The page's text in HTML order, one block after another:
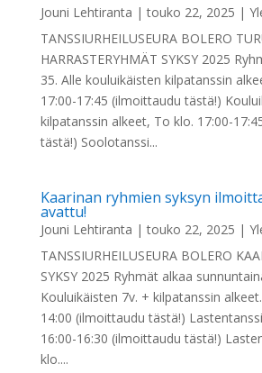
Jouni Lehtiranta |touko 22, 2025 |
TANSSIURHEILUSEURA BOLERO
HARRASTERYHMÄT SYKSY 2025
35. Alle kouluikäisten kilpatanssin
17:00-17:45 (ilmoittaudu tästä!)
kilpatanssin alkeet, To klo. 17:00-
tästä!) Soolotanssi...
Kaarinan ryhmien syksyn
avattu!
Jouni Lehtiranta |touko 22, 2025 |
TANSSIURHEILUSEURA BOLERO
SYKSY 2025 Ryhmät alkaa
Kouluikäisten 7v. + kilpatanssin
14:00 (ilmoittaudu tästä!)
16:00-16:30 (ilmoittaudu tästä!)
klo....